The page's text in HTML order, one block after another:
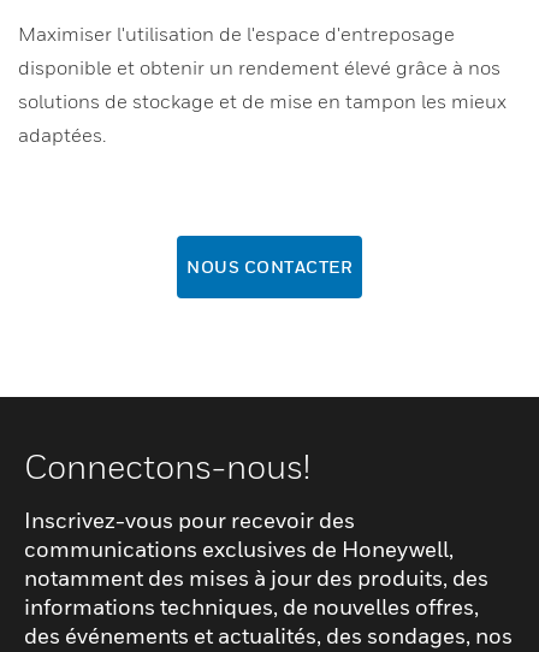
Maximiser l'utilisation de l'espace d'entreposage
disponible et obtenir un rendement élevé grâce à nos
solutions de stockage et de mise en tampon les mieux
adaptées.
NOUS CONTACTER
Connectons-nous!
Inscrivez-vous pour recevoir des
communications exclusives de Honeywell,
notamment des mises à jour des produits, des
informations techniques, de nouvelles offres,
des événements et actualités, des sondages, nos